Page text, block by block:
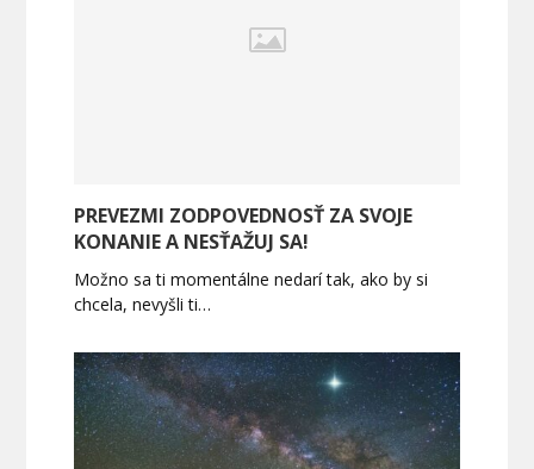
PREVEZMI ZODPOVEDNOSŤ ZA SVOJE
KONANIE A NESŤAŽUJ SA!
Možno sa ti momentálne nedarí tak, ako by si
chcela, nevyšli ti…